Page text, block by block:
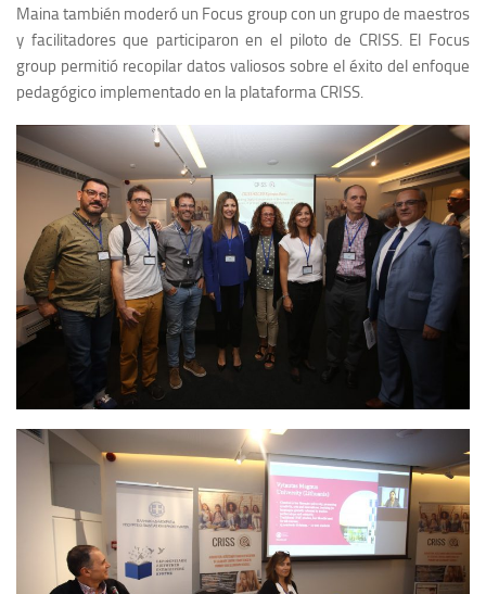
Maina también moderó un Focus group con un grupo de maestros
y facilitadores que participaron en el piloto de CRISS. El Focus
group permitió recopilar datos valiosos sobre el éxito del enfoque
pedagógico implementado en la plataforma CRISS.